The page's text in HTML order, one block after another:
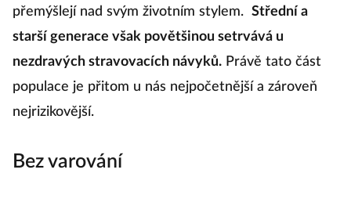
přemýšlejí nad svým životním stylem. Střední a
starší generace však povětšinou setrvává u
nezdravých stravovacích návyků. Právě tato část
populace je přitom u nás nejpočetnější a zároveň
nejrizikovější.
Bez varování